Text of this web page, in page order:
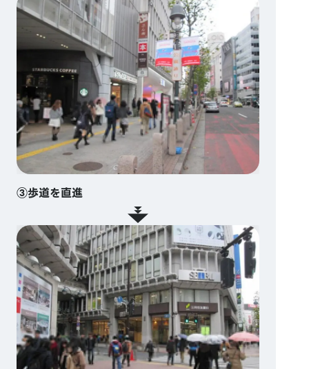
③歩道を直進